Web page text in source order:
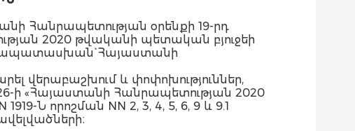
Հանրապետության օրենքի 19-րդ
2020 թվականի պետական բյուջեի
Հայաստանի
վերաբաշխում և փոփոխություններ,
ի «Հայաստանի Հանրապետության 2020
Ն որոշման NN 2, 3, 4, 5, 6, 9 և 9.1